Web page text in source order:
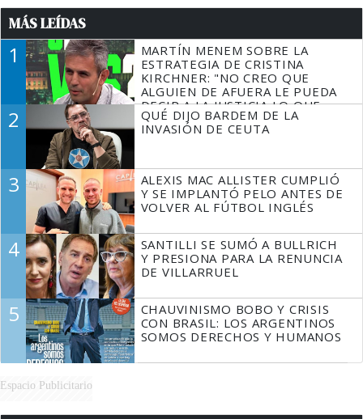
MÁS LEÍDAS
1
MARTÍN MENEM SOBRE LA
ESTRATEGIA DE CRISTINA
KIRCHNER: "NO CREO QUE
ALGUIEN DE AFUERA LE PUEDA
DECIR A LA JUSTICIA LO QUE
TIENE QUE HACER"
2
QUÉ DIJO BARDEM DE LA
INVASIÓN DE CEUTA
3
ALEXIS MAC ALLISTER CUMPLIÓ
Y SE IMPLANTÓ PELO ANTES DE
VOLVER AL FÚTBOL INGLÉS
4
SANTILLI SE SUMÓ A BULLRICH
Y PRESIONA PARA LA RENUNCIA
DE VILLARRUEL
5
CHAUVINISMO BOBO Y CRISIS
CON BRASIL: LOS ARGENTINOS
SOMOS DERECHOS Y HUMANOS
Espacio Publicitario